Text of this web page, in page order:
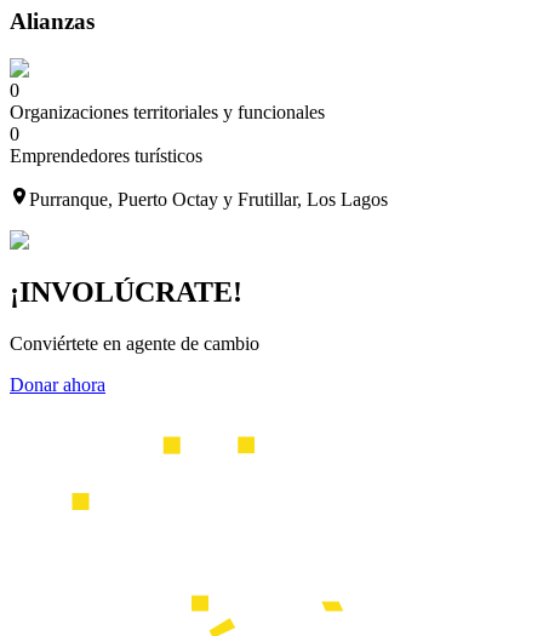
Alianzas
0
Organizaciones territoriales y funcionales
0
Emprendedores turísticos
Purranque, Puerto Octay y Frutillar, Los Lagos
¡INVOLÚCRATE!
Conviértete en agente de cambio
Donar ahora